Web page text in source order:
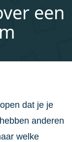
een
dat je je
anderen
welke